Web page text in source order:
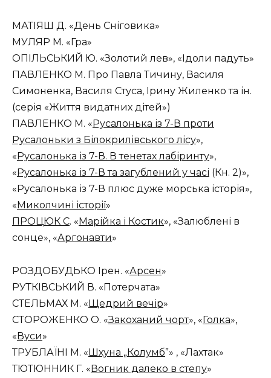
МАТІЯШ Д. «День Сніговика»
МУЛЯР М. «Гра»
ОПІЛЬСЬКИЙ Ю. «Золотий лев», «Ідоли падуть»
ПАВЛЕНКО М. Про Павла Тичину, Василя
Симоненка, Василя Стуса, Ірину Жиленко та ін.
(серія «Життя видатних дітей»)
ПАВЛЕНКО М. « Русалонька із 7-В проти
Русалоньки з Білокрилівського лісу»,
« Русалонька із 7-В. В тенетах лабіринту»,
« Русалонька із 7-В та загублений у часі (Кн. 2)»,
«Русалонька із 7-В плюс дуже морська історія»,
« Миколчині історії»
ПРОЦЮК С. « Марійка і Костик», «Залюблені в
сонце», «Аргонавти»
РОЗДОБУДЬКО Ірен. «Арсен»
РУТКІВСЬКИЙ В. «Потерчата»
СТЕЛЬМАХ М. «Щедрий вечір»
СТОРОЖЕНКО О. «Закоханий чорт», «Голка»,
«Вуси»
ТРУБЛАЇНІ М. «Шхуна „Колумб”» , «Лахтак»
ТЮТЮННИК Г. «Вогник далеко в степу»